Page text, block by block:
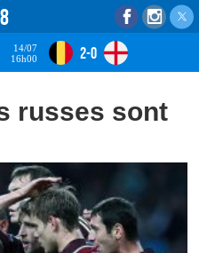
14/07
16h00
2-0
russes sont